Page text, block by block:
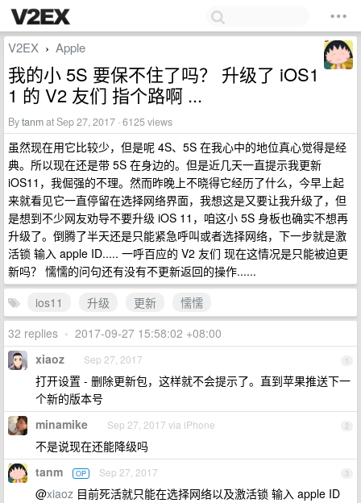
V2EX › Apple
我的小 5S 要保不住了吗？ 升级了 iOS1
1 的 V2 友们 指个路啊 ...
Bytanmat Sep 27, 2017 · 6125 views
虽然现在用它比较少，但是呢 4S、5S 在我心中的地位真心觉得是经
典。所以现在还是带 5S 在身边的。但是近几天一直提示我更新
iOS11，我倔强的不理。然而昨晚上不晓得它经历了什么，今早上起
来就看见它一直停留在选择网络界面，我想这是又要让我升级了，但
是想到不少网友劝导不要升级 iOS 11，咱这小 5S 身板也确实不想再
升级了。倒腾了半天还是只能紧急呼叫或者选择网络，下一步就是激
活锁 输入 apple ID..... 一呼百应的 V2 友们 现在这情况是只能被迫更
新吗？ 懦懦的问句还有没有不更新返回的操作......
ios11
升级 更新
懦懦
32 replies • 2017-09-27 15:58:02 +08:00
1
xiaoz Sep 27, 2017
打开设置 - 删除更新包，这样就不会提示了。直到苹果推送下一
个新的版本号
2
minamike Sep 27, 2017 via iPhone
不是说现在还能降级吗
3
tanm OP Sep 27, 2017
@xiaoz 目前死活就只能在选择网络以及激活锁 输入 apple ID